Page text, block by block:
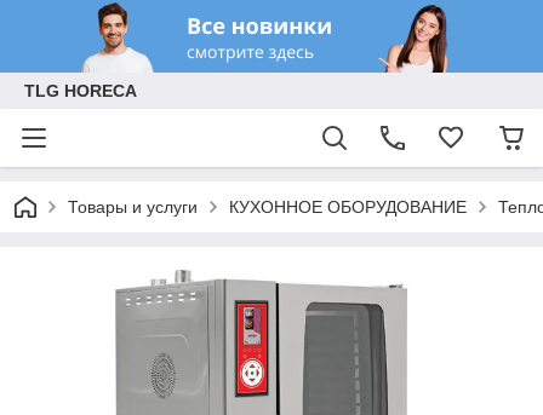
TLG HORECA
Товары и услуги КУХОННОЕ ОБОРУДОВАНИЕ